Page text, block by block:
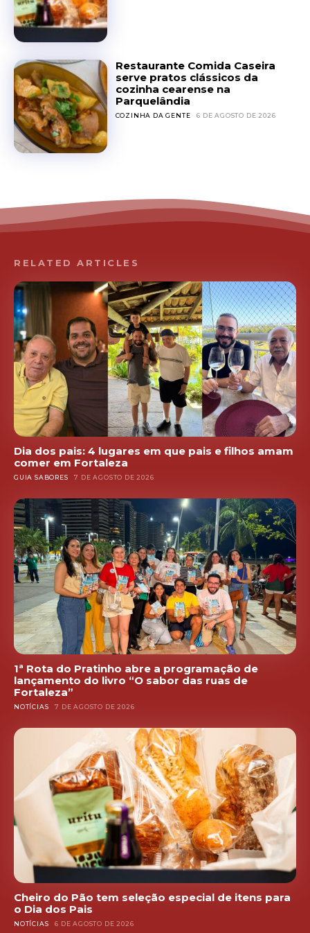
Restaurante Comida Caseira
serve pratos clássicos da
cozinha cearense na
Parquelândia
COZINHA DA GENTE 6 DE AGOSTO DE 2026
RELATED ARTICLES
Dia dos pais: 4 lugares em que pais e filhos amam
comer em Fortaleza
GUIA SABORES 7 DE AGOSTO DE 2026
1ª Rota do Pratinho abre a programação de
lançamento do livro “O sabor das ruas de
Fortaleza”
NOTÍCIAS 7 DE AGOSTO DE 2026
Cheiro do Pão tem seleção especial de itens para
o Dia dos Pais
NOTÍCIAS 6 DE AGOSTO DE 2026